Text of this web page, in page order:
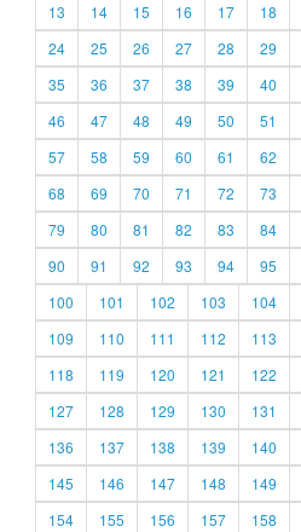
13
14 15 16 17 18
24
25 26 27 28 29
35
36 37 38 39 40
46
47 48 49 50 51
57
58 59 60 61 62
68
69 70 71 72 73
79
80 81 82 83 84
90
91 92 93 94 95
100
101 102 103 104
109
110 111 112 113
118
119 120 121 122
127
128 129 130 131
136
137 138 139 140
145
146 147 148 149
154
155 156 157 158